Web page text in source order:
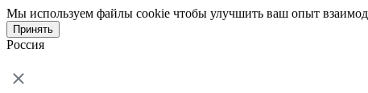
Мы используем файлы cookie чтобы улучшить ваш опыт
Принять
Россия